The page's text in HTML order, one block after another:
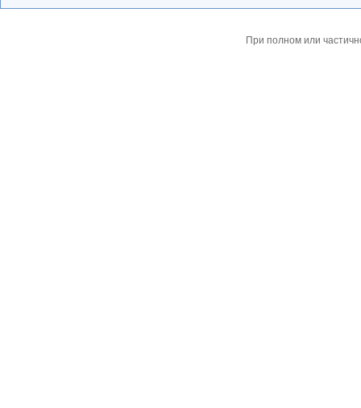
При полном или